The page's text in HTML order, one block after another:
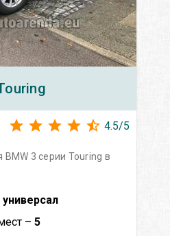
4.5/5
3 серии Touring в
универсал
– 5